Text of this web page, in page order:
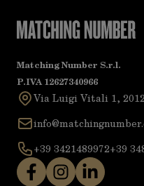
Matching Number S.r.l.
P.IVA 12627340966
Via Luigi Vitali 1,
+39 3421489972+39